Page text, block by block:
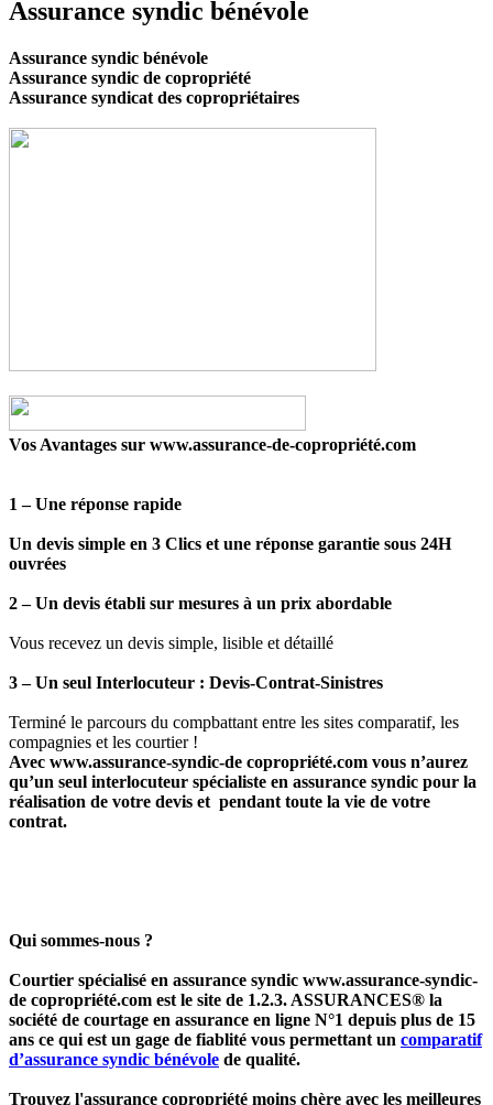
Assurance syndic bénévole
Assurance syndic bénévole
Assurance syndic de copropriété
Assurance syndicat des copropriétaires
Vos Avantages sur www.assurance-de-copropriété.com
1 – Une réponse rapide
Un devis simple en 3 Clics et une réponse garantie sous 24H
ouvrées
2 – Un devis établi sur mesures à un prix abordable
Vous recevez un devis simple, lisible et détaillé
3 – Un seul Interlocuteur : Devis-Contrat-Sinistres
Terminé le parcours du compbattant entre les sites comparatif, les
compagnies et les courtier !
Avec www.assurance-syndic-de copropriété.com vous n’aurez
qu’un seul interlocuteur spécialiste en assurance syndic pour la
réalisation de votre devis et pendant toute la vie de votre
contrat.
Qui sommes-nous ?
Courtier spécialisé en assurance syndic www.assurance-syndic-
de copropriété.com est le site de 1.2.3. ASSURANCES® la
société de courtage en assurance en ligne N°1 depuis plus de 15
ans ce qui est un gage de fiablité vous permettant un comparatif
d’assurance syndic bénévole de qualité.
Trouvez l'assurance copropriété moins chère avec les meilleures